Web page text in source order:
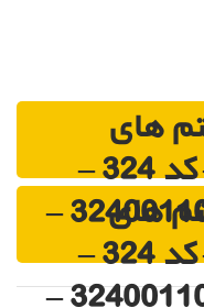
های
مقاوم فلزی و بتنی – کد 324 –
(24ساعت) – گروه 324001105 –
های
مقاوم فلزی و بتنی – کد 324 –